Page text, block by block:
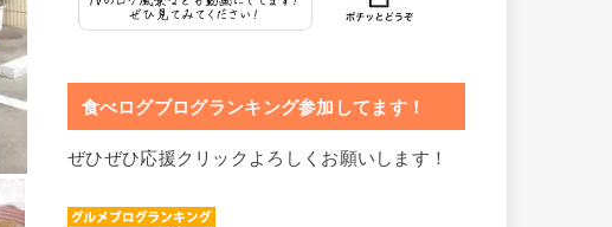
食べログブログランキング参加してます！
ぜひぜひ応援クリックよろしくお願いします！